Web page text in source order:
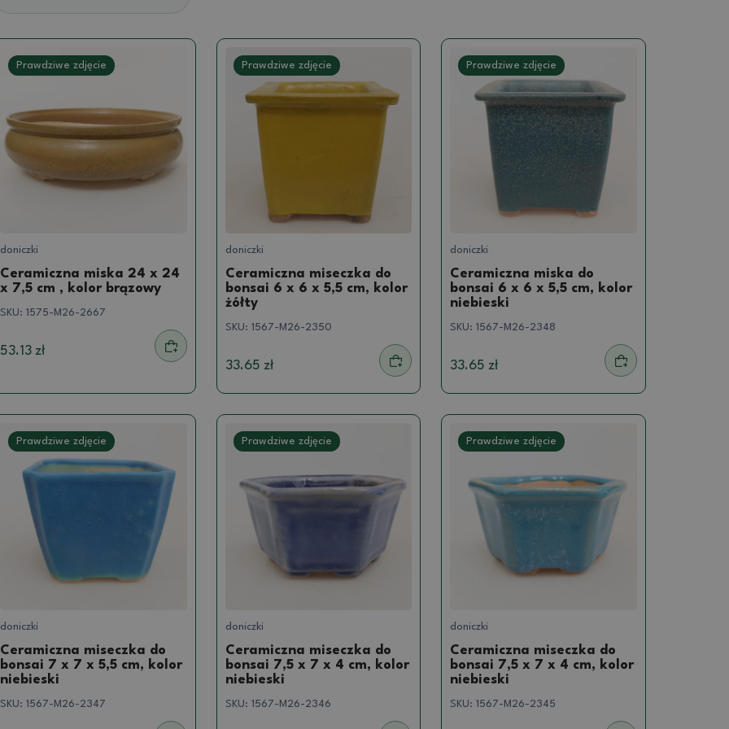
Prawdziwe zdjęcie
doniczki
Ceramiczna miska 24 x 24
x 7,5 cm , kolor brązowy
SKU: 1575-M26-2667
53.13 zł
Prawdziwe zdjęcie
doniczki
Ceramiczna miseczka do
bonsai 6 x 6 x 5,5 cm, kolor
żółty
SKU: 1567-M26-2350
33.65 zł
Prawdziwe zdjęcie
doniczki
Ceramiczna miska do
bonsai 6 x 6 x 5,5 cm, kolor
niebieski
SKU:1567-M26-2348
33.65 zł
Prawdziwe zdjęcie
doniczki
Ceramiczna miseczka do
bonsai 7 x 7 x 5,5 cm, kolor
niebieski
SKU: 1567-M26-2347
Prawdziwe zdjęcie
doniczki
Ceramiczna miseczka do
bonsai 7,5 x 7 x 4 cm, kolor
niebieski
SKU: 1567-M26-2346
Prawdziwe zdjęcie
doniczki
Ceramiczna miseczka do
bonsai 7,5 x 7 x 4 cm, kolor
niebieski
SKU:1567-M26-2345